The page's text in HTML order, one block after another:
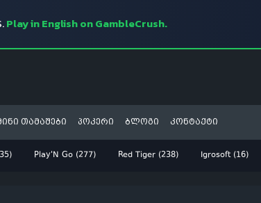
Play in English on GambleCrush.
თამაშები პოკერი ბლოგი კონტაქტი
Play'N Go (277) Red Tiger (238) Igrosoft (16)